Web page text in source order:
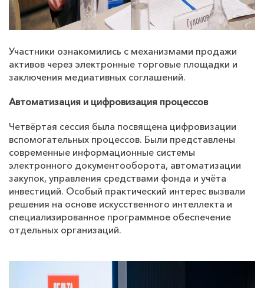
Участники ознакомились с механизмами продажи
активов через электронные торговые площадки и
заключения медиативных соглашений.
Автоматизация и цифровизация процессов
Четвёртая сессия была посвящена цифровизации
вспомогательных процессов. Были представлены
современные информационные системы
электронного документооборота, автоматизации
закупок, управления средствами фонда и учёта
инвестиций. Особый практический интерес вызвали
решения на основе искусственного интеллекта и
специализированное программное обеспечение
отдельных организаций.